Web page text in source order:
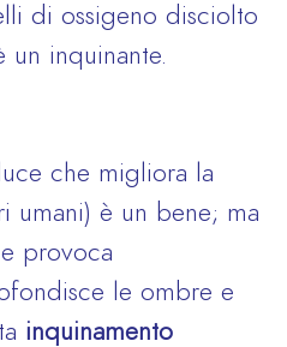
di ossigeno disciolto
inquinante.
che migliora la
umani) è un bene; ma
provoca
le ombre e
inquinamento